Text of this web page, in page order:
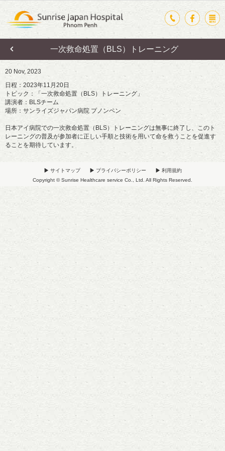
一次救命処置（BLS）トレーニング
20 Nov, 2023
日程：2023年11月20日
トピック：「一次救命処置（BLS）トレーニング」
講演者：BLSチーム
場所：サンライズジャパン病院 プノンペン
日本アイ病院での一次救命処置（BLS）トレーニングは無事に終了し、このト
レーニングの普及が参加者に正しい手順と技術を用いて命を救うことを促進す
ることを期待しています。
サイトマップ プライバシーポリシー
利用規約
Copyright © Sunrise Healthcare service Co., Ltd. All Rights Reserved.